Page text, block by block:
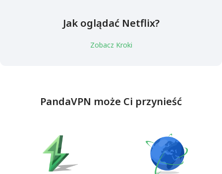
Jak oglądać Netflix?
Zobacz Kroki
PandaVPN może Ci przynieść